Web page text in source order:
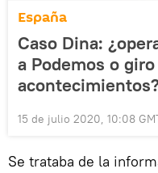
España
Caso Dina:
a Podemos o
15 de julio 2020, 10:08
Se trataba de la